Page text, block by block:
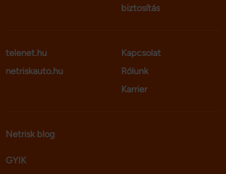
biztosítás
telenet.hu
netriskauto.hu
Kapcsolat
Rólunk
Karrier
Netrisk blog
GYIK